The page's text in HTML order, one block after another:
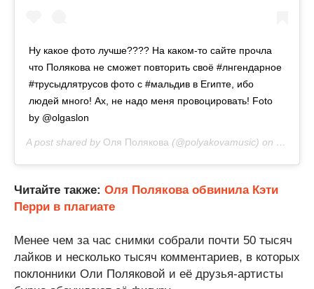
Ну какое фото лучше???? На каком-то сайте прочла
что Полякова не сможет повторить своё #лнгендарное
#трусыдлятрусов фото с #мальдив в Египте, ибо
людей много! Ах, не надо меня провоцировать! Foto
by @olgaslon
A post shared by Оля Полякова (@polyakovamusic) on May 7,
Читайте также: Оля Полякова обвинила Кэти
Перри в плагиате
Менее чем за час снимки собрали почти 50 тысяч
лайков и несколько тысяч комментариев, в которых
поклонники Оли Поляковой и её друзья-артисты